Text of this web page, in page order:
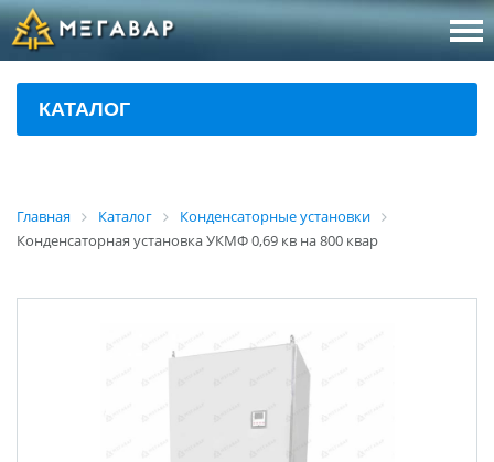
8
КАТАЛОГ
Главная Каталог
Конденсаторные установки
Конденсаторная установка УКМФ 0,69 кв на 800 квар